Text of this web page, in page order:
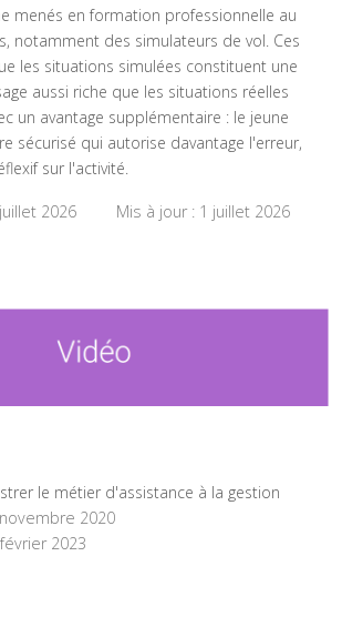
menés en formation professionnelle au
notamment des simulateurs de vol. Ces
les situations simulées constituent une
aussi riche que les situations réelles
un avantage supplémentaire : le jeune
sécurisé qui autorise davantage l'erreur,
sur l'activité.
2026
Mis à jour : 1 juillet 2026
le métier d'assistance à la gestion
2020
2023